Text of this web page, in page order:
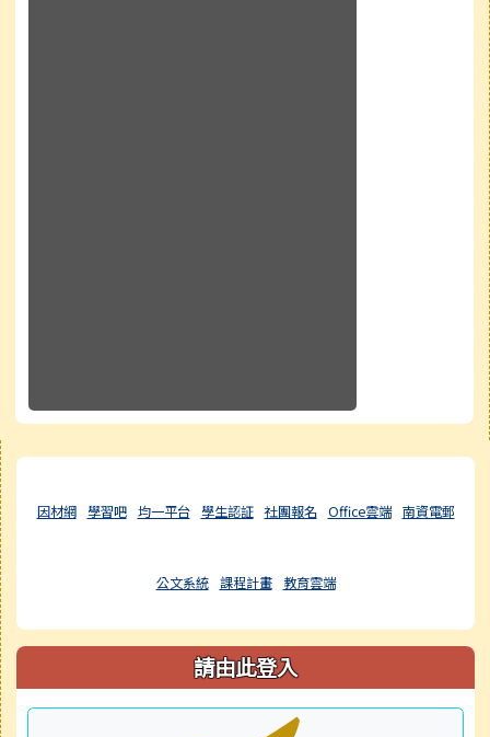
右邊區域內容
因材網 學習吧 均一平台 學生認証 社團報名 Office雲端 南資電郵
公文系統 課程計畫 教育雲端
請由此登入